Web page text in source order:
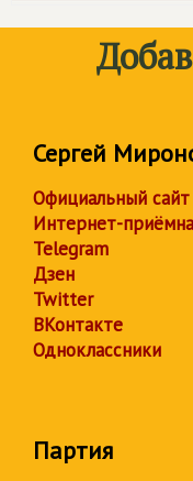
Сергей
Официальный сайт
Интернет-
Telegram
Дзен
Twitter
ВКонтакте
Одноклассники
Партия